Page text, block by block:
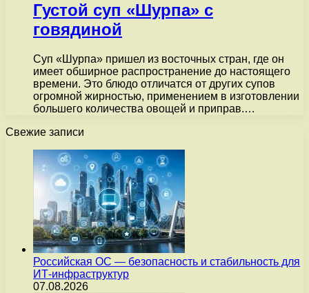
Густой суп «Шурпа» с
говядиной
Суп «Шурпа» пришел из восточных стран, где он
имеет обширное распространение до настоящего
времени. Это блюдо отличатся от других супов
огромной жирностью, применением в изготовлении
большего количества овощей и приправ.…
Свежие записи
Российская ОС — безопасность и стабильность для
ИТ-инфраструктур
07.08.2026